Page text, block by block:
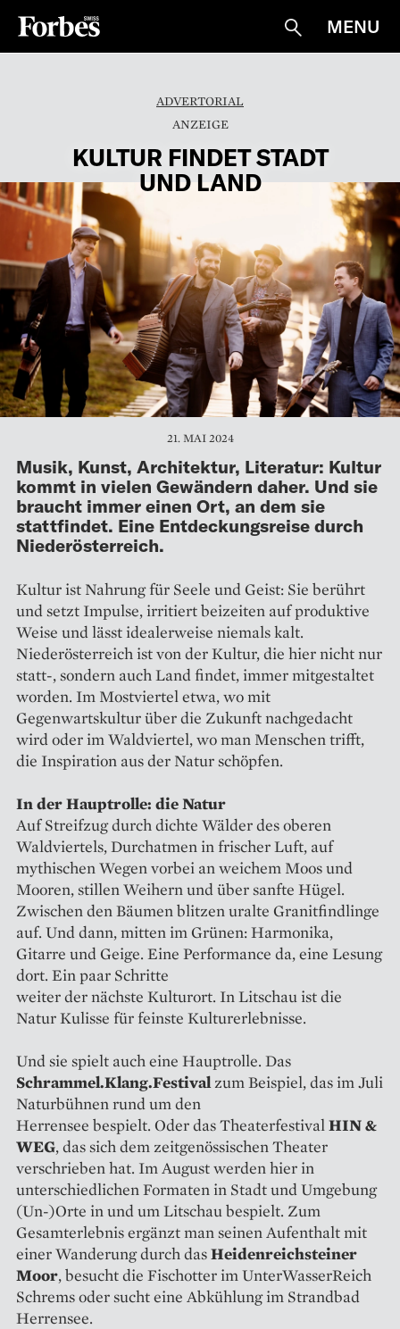
Suche
MENU
ADVERTORIAL
KULTUR FINDET STADT
UND LAND
21. MAI 2024
Musik, Kunst, Architektur, Literatur: Kultur
kommt in vielen Gewändern daher. Und sie
braucht immer einen Ort, an dem sie
stattfindet. Eine Entdeckungsreise durch
Niederösterreich.
Kultur ist Nahrung für Seele und Geist: Sie berührt
und setzt Impulse, irritiert beizeiten auf produktive
Weise und lässt idealerweise niemals kalt.
Niederösterreich ist von der Kultur, die hier nicht nur
statt-, sondern auch Land findet, immer mitgestaltet
worden. Im Mostviertel etwa, wo mit
Gegenwartskultur über die Zukunft nachgedacht
wird oder im Waldviertel, wo man Menschen trifft,
die Inspiration aus der Natur schöpfen.
In der Hauptrolle: die Natur
Auf Streifzug durch dichte Wälder des oberen
Waldviertels, Durchatmen in frischer Luft, auf
mythischen Wegen vorbei an weichem Moos und
Mooren, stillen Weihern und über sanfte Hügel.
Zwischen den Bäumen blitzen uralte Granitfindlinge
auf. Und dann, mitten im Grünen: Harmonika,
Gitarre und Geige. Eine Performance da, eine Lesung
dort. Ein paar Schritte
weiter der nächste Kulturort. In Litschau ist die
Natur Kulisse für feinste Kulturerlebnisse.
Und sie spielt auch eine Hauptrolle. Das
Schrammel.Klang.Festivalzum Beispiel, das im Juli
Naturbühnen rund um den
Herrensee bespielt. Oder das TheaterfestivalHIN &
WEG, das sich dem zeitgenössischen Theater
verschrieben hat. Im August werden hier in
unterschiedlichen Formaten in Stadt und Umgebung
(Un-)Orte in und um Litschau bespielt. Zum
Gesamterlebnis ergänzt man seinen Aufenthalt mit
einer Wanderung durch dasHeidenreichsteiner
Moor, besucht die Fischotter im UnterWasserReich
Schrems oder sucht eine Abkühlung im Strandbad
Herrensee.